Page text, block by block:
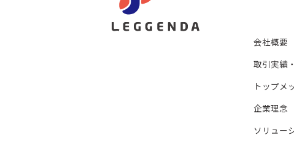
会社概要
取引実績
トップメ
企業理念
ソリュー